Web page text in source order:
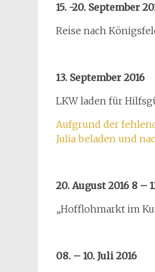
15. -20. September
Reise nach
13. September 2016
LKW laden für
Aufgrund der
Julia beladen und
20. August 2016 8 –
„Hofflohmarkt im
08. – 10. Juli 2016